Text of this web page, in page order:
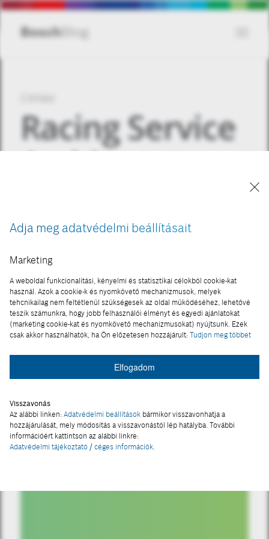
Skip
mainBoschBlog
Racing Service
Archives -
TÖRTÉNELEM
Adja meg adatvédelmi beállításait
Marketing
A weboldal funkcionalitási, kényelmi és statisztikai célokból cookie-kat
használ. Azok a cookie-k és nyomkövető mechanizmusok, melyek
tehcnikailag nem feltétlenül szükségesek az oldal működéséhez, lehetővé
teszik számunkra, hogy jobb felhasználói élményt és egyedi ajánlatokat
(marketing cookie-kat és nyomkövető mechanizmusokat) nyújtsunk. Ezek
csak akkor használhatók, ha Ön előzetesen hozzájárult: Tudjon meg többet
Elfogadom
Visszavonás
Az alábbi linken: Adatvédelmi beállítások bármikor visszavonhatja a
hozzájárulását, mely módosítás a visszavonástól lép hatályba. További
információért kattintson az alábbi linkre:
Adatvédelmi tájékoztató / céges információk.